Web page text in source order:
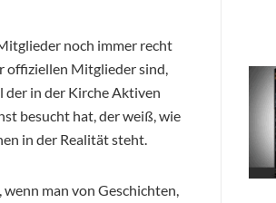
noch immer recht
offiziellen Mitglieder sind,
der in der Kirche Aktiven
besucht hat, der weiß, wie
in der Realität steht.
man von Geschichten,